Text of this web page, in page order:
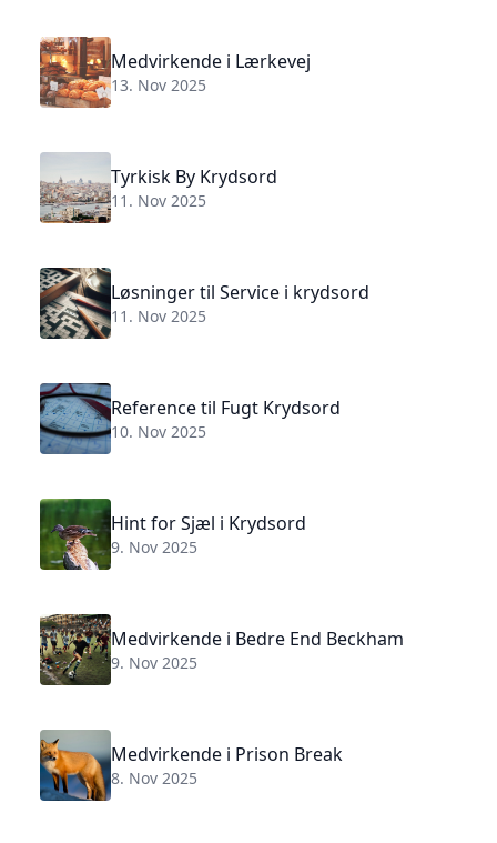
Medvirkende i Lærkevej
13. Nov 2025
Tyrkisk By Krydsord
11. Nov 2025
Løsninger til Service i krydsord
11. Nov 2025
Reference til Fugt Krydsord
10. Nov 2025
Hint for Sjæl i Krydsord
9. Nov 2025
Medvirkende i Bedre End Beckham
9. Nov 2025
Medvirkende i Prison Break
8. Nov 2025